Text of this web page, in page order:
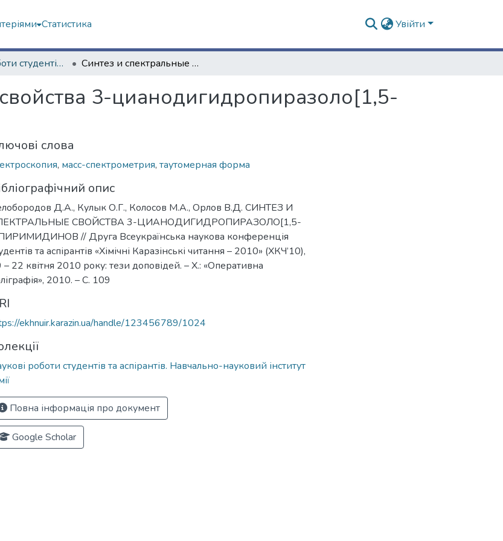
Статистика Увійти
Наукові роботи студентів та аспірантів. Навчально-науковий інститут Хімії Синтез и спектральные свойства 3-цианодигидропиразоло[1,5-а]пиримидинов
3-цианодигидропиразоло[1,5-
слова
, масс-спектрометрия, таутомерная форма
опис
Д.А., Кулык О.Г., Колосов М.А., Орлов В.Д. СИНТЕЗ И
СВОЙСТВА 3-ЦИАНОДИГИДРОПИРАЗОЛО[1,5-
// Друга Всеукраїнська наукова конференція
та аспірантів «Хімічні Каразінські читання – 2010» (ХКЧ’10),
– 22 квітня 2010 року: тези доповідей. – Х.: «Оперативна
2010. – С. 109
ekhnuir.karazin.ua/handle/123456789/1024
роботи студентів та аспірантів. Навчально-науковий інститут
Повна інформація про документ
Google Scholar